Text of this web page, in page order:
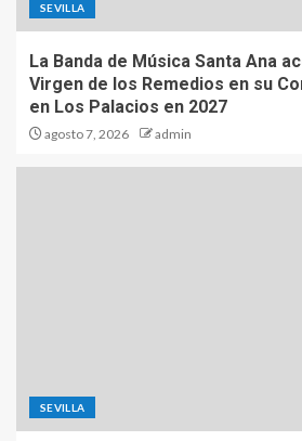
SEVILLA
La Banda de Música Santa Ana
Virgen de los Remedios en su
en Los Palacios en 2027
agosto 7, 2026 admin
SEVILLA